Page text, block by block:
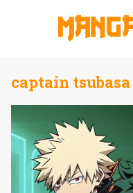
captain tsubasa